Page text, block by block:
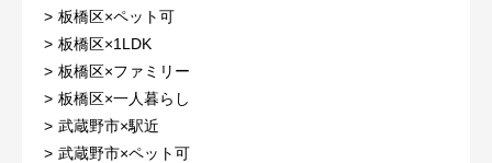
板橋区×ペット可
板橋区×1LDK
板橋区×ファミリー
板橋区×一人暮らし
武蔵野市×駅近
武蔵野市×ペット可